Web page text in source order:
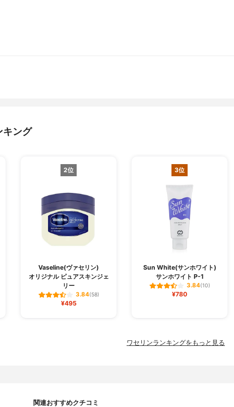
キング
2位
Vaseline(ヴァセリン)
オリジナル ピュアスキンジェ
リー
3.84(58)
¥495
3位
Sun White(サンホワイト)
サンホワイト P-1
3.84(10)
¥780
ワセリンランキングをもっと見る
関連おすすめクチコミ